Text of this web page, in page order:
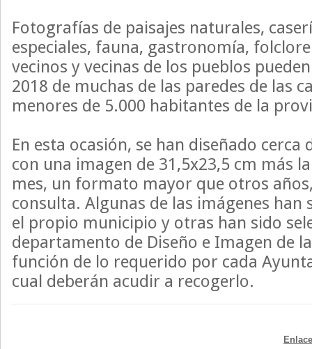
Fotografías de paisajes naturales,
especiales, fauna, gastronomía,
vecinos y vecinas de los pueblos
2018 de muchas de las paredes de las
menores de 5.000 habitantes de la
En esta ocasión, se han diseñado cerca
con una imagen de 31,5x23,5 cm más
mes, un formato mayor que otros
consulta. Algunas de las imágenes
el propio municipio y otras han sido
departamento de Diseño e Imagen de
función de lo requerido por cada
cual deberán acudir a recogerlo.